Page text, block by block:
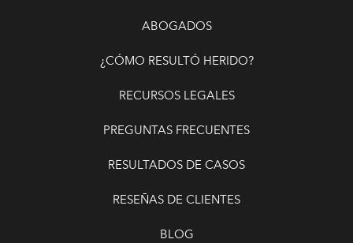
ABOGADOS
¿CÓMO RESULTÓ HERIDO?
RECURSOS LEGALES
PREGUNTAS FRECUENTES
RESULTADOS DE CASOS
RESEÑAS DE CLIENTES
BLOG